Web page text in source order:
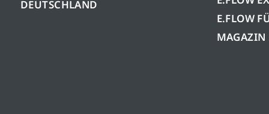
DEUTSCHLAND
E.FLOW
MAGAZIN